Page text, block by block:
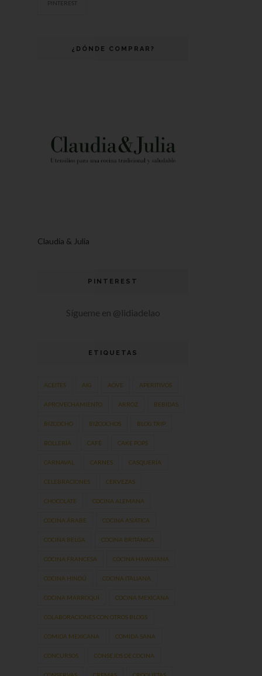
PINTEREST
¿DÓNDE COMPRAR?
Claudia & Julia
PINTEREST
Sígueme en @lidiadelao
ETIQUETAS
ACEITES AIG AOVE APERITIVOS
APROVECHAMIENTO ARROZ BEBIDAS
BIZCOCHO BIZCOCHOS BLOG TRIP
BOLLERÍA CAFÉ CAKE POPS
CARNAVAL CARNES CASQUERÍA
CELEBRACIONES CERVEZAS
CHOCOLATE COCINA ALEMANA
COCINA ÁRABE COCINA ASIÁTICA
COCINA BELGA COCINA BRITÁNICA
COCINA FRANCESA COCINA HAWAIANA
COCINA HINDÚ COCINA ITALIANA
COCINA MARROQUÍ COCINA MEXICANA
COLABORACIONES CON OTROS BLOGS
COMIDA MEXICANA COMIDA SANA
CONCURSOS CONSEJOS DE COCINA